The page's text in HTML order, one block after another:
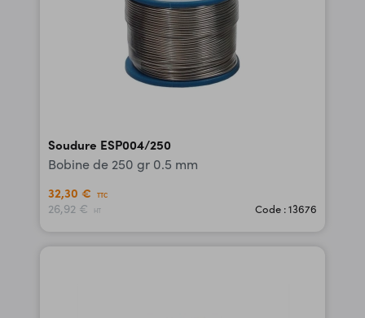
Soudure ESP004/250
Bobine de 250 gr 0.5 mm
32,30 €
TTC
26,92 € HT Code : 13676